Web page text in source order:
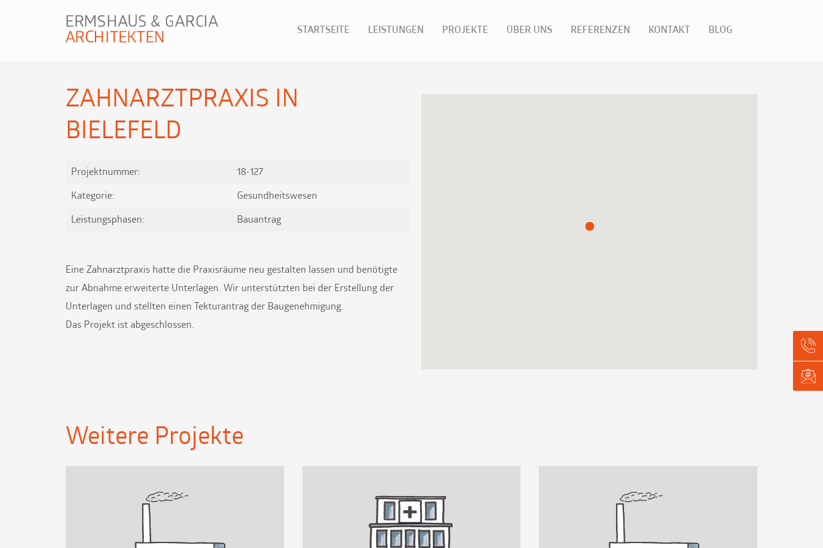
STARTSEITE LEISTUNGEN PROJEKTE ÜBER UNS REFERENZEN KONTAKT BLOG
ZAHNARZTPRAXIS IN
BIELEFELD
Projektnummer: 18-127
Kategorie: Gesundheitswesen
Leistungsphasen: Bauantrag
Eine Zahnarztpraxis hatte die Praxisräume neu gestalten lassen und benötigte
zur Abnahme erweiterte Unterlagen. Wir unterstützten bei der Erstellung der
Unterlagen und stellten einen Tekturantrag der Baugenehmigung.
Das Projekt ist abgeschlossen.
Weitere Projekte